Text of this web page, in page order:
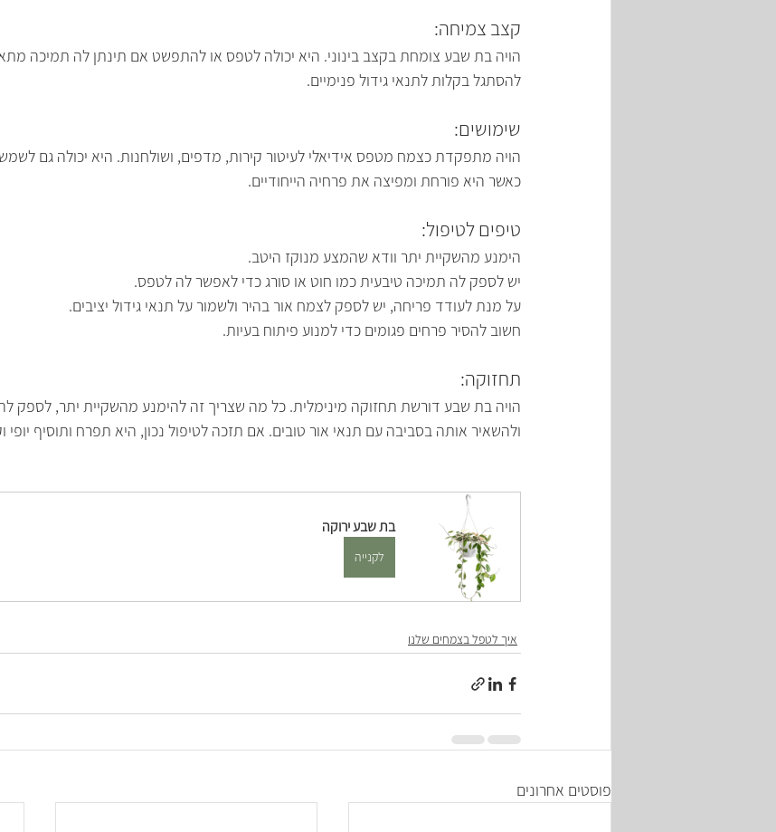
קצב צמיחה:
הויה בת שבע צומחת בקצב בינוני. היא יכולה לטפס או להתפשט אם תינתן לה תמיכה
להסתגל בקלות לתנאי גידול פנימיים.
שימושים:
הויה מתפקדת כצמח מטפס אידיאלי לעיטור קירות, מדפים, ושולחנות. היא יכולה גם
כאשר היא פורחת ומפיצה את פרחיה הייחודיים.
טיפים לטיפול:
הימנע מהשקיית יתר וודא שהמצע מנוקז היטב.
יש לספק לה תמיכה טיבעית כמו חוט או סורג כדי לאפשר לה לטפס.
על מנת לעודד פריחה, יש לספק לצמח אור בהיר ולשמור על תנאי גידול יציבים.
חשוב להסיר פרחים פגומים כדי למנוע פיתוח בעיות.
תחזוקה:
הויה בת שבע דורשת תחזוקה מינימלית. כל מה שצריך זה להימנע מהשקיית יתר, לספק
ולהשאיר אותה בסביבה עם תנאי אור טובים. אם תזכה לטיפול נכון, היא תפרח ותוסיף
בת שבע ירוקה
לקנייה
איך לטפל בצמחים שלנו
פוסטים אחרונים